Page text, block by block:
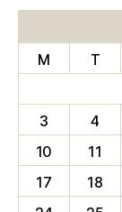
M
T
3
4
10
11
17
18